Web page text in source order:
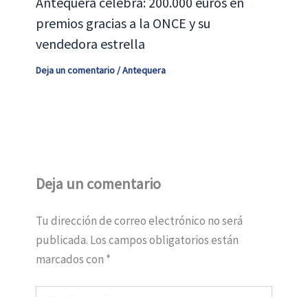
premios gracias a la ONCE y su
vendedora estrella
Deja un comentario/Antequera
Deja un comentario
Tu dirección de correo electrónico no será
publicada. Los campos obligatorios están
marcados con *